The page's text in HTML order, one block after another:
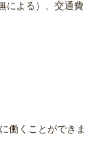
による）、交通費
働くことができま